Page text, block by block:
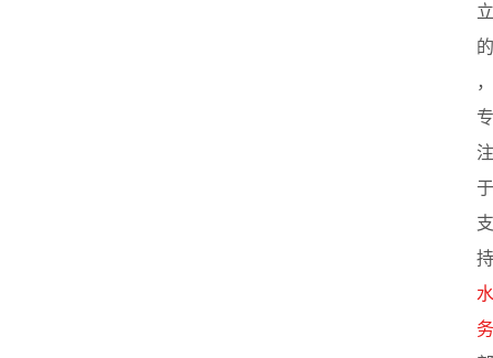
立
的
，
专
注
于
支
持
水
务